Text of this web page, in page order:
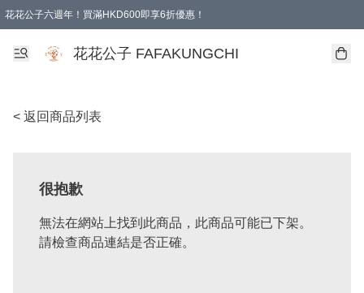
花花公子六週年！買滿HKD600即享6折優惠！
購物滿 HKD 600.00即享免運費優惠！（適用於 本地取貨 )
花花公子 FAFAKUNGCHI
< 返回商品列表
很抱歉
無法在網站上找到此商品，此商品可能已下架。
請檢查商品連結是否正確。